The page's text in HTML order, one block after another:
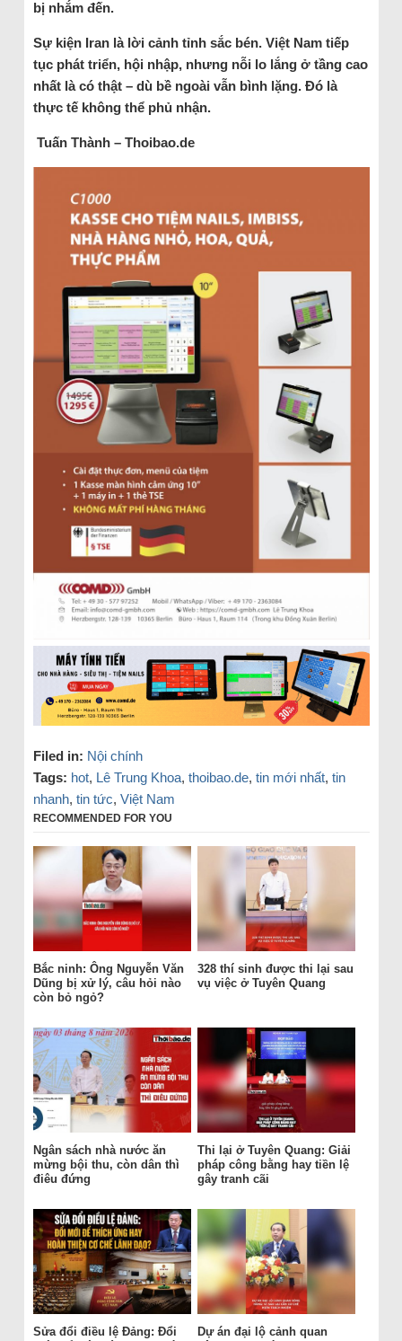
bị nhắm đến.
Sự kiện Iran là lời cảnh tỉnh sắc bén. Việt Nam tiếp
tục phát triển, hội nhập, nhưng nỗi lo lắng ở tầng cao
nhất là có thật – dù bề ngoài vẫn bình lặng. Đó là
thực tế không thể phủ nhận.
Tuấn Thành – Thoibao.de
Filed in: Nội chính
Tags: hot, Lê Trung Khoa, thoibao.de, tin mới nhất, tin
nhanh, tin tức, Việt Nam
RECOMMENDED FOR YOU
Bắc ninh: Ông Nguyễn Văn
Dũng bị xử lý, câu hỏi nào
còn bỏ ngỏ?
328 thí sinh được thi lại sau
vụ việc ở Tuyên Quang
Ngân sách nhà nước ăn
mừng bội thu, còn dân thì
điêu đứng
Thi lại ở Tuyên Quang: Giải
pháp công bằng hay tiền lệ
gây tranh cãi
Sửa đổi điều lệ Đảng: Đổi
Dự án đại lộ cảnh quan